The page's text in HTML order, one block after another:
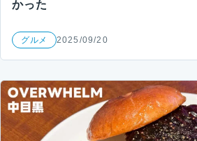
かった
グルメ 2025/09/20